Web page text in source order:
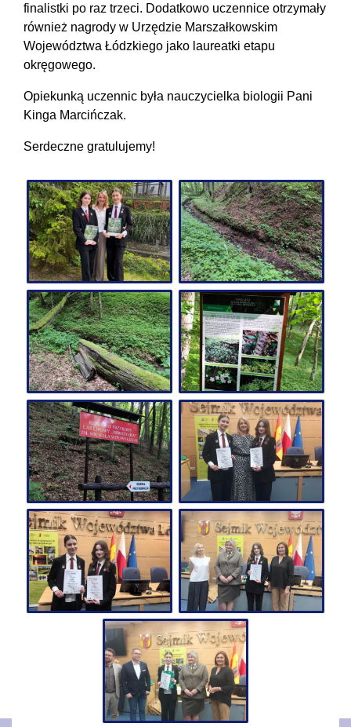
finalistki po raz trzeci. Dodatkowo uczennice otrzymały
również nagrody w Urzędzie Marszałkowskim
Województwa Łódzkiego jako laureatki etapu
okręgowego.
Opiekunką uczennic była nauczycielka biologii Pani
Kinga Marcińczak.
Serdeczne gratulujemy!